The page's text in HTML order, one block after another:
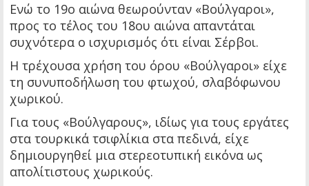
Ενώ το 19ο αιώνα θεωρούνταν «Βούλγαροι»,
προς το τέλος του 18ου αιώνα απαντάται
συχνότερα ο ισχυρισμός ότι είναι Σέρβοι.
Η τρέχουσα χρήση του όρου «Βούλγαροι» είχε
τη συνυποδήλωση του φτωχού, σλαβόφωνου
χωρικού.
Για τους «Βούλγαρους», ιδίως για τους εργάτες
στα τουρκικά τσιφλίκια στα πεδινά, είχε
δημιουργηθεί μια στερεοτυπική εικόνα ως
απολίτιστους χωρικούς.